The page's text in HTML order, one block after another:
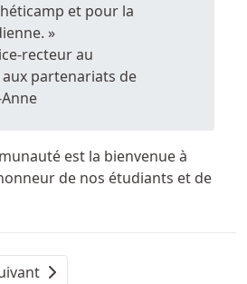
et pour la
»
recteur au
partenariats de
est la bienvenue à
de nos étudiants et de
des diplômes collégiaux
suivant : 72 étudiantes et